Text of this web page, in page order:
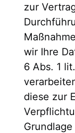
zur
wir Ihre
6 Abs. 1
diese zur